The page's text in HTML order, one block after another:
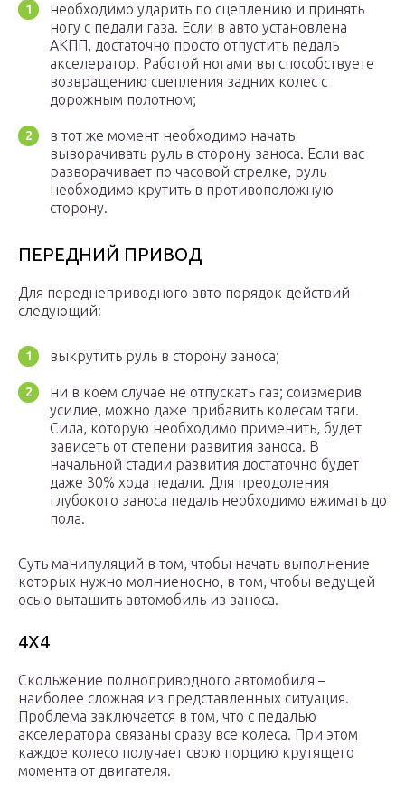
необходимо ударить по сцеплению и принять
ногу с педали газа. Если в авто установлена
АКПП, достаточно просто отпустить педаль
акселератор. Работой ногами вы способствуете
возвращению сцепления задних колес с
дорожным полотном;
в тот же момент необходимо начать
выворачивать руль в сторону заноса. Если вас
разворачивает по часовой стрелке, руль
необходимо крутить в противоположную
сторону.
ПЕРЕДНИЙ ПРИВОД
Для переднеприводного авто порядок действий
следующий:
выкрутить руль в сторону заноса;
ни в коем случае не отпускать газ; соизмерив
усилие, можно даже прибавить колесам тяги.
Сила, которую необходимо применить, будет
зависеть от степени развития заноса. В
начальной стадии развития достаточно будет
даже 30% хода педали. Для преодоления
глубокого заноса педаль необходимо вжимать до
пола.
Суть манипуляций в том, чтобы начать выполнение
которых нужно молниеносно, в том, чтобы ведущей
осью вытащить автомобиль из заноса.
4Х4
Скольжение полноприводного автомобиля –
наиболее сложная из представленных ситуация.
Проблема заключается в том, что с педалью
акселератора связаны сразу все колеса. При этом
каждое колесо получает свою порцию крутящего
момента от двигателя.